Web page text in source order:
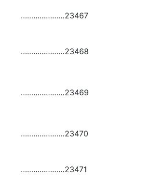
…………………23467
…………………23468
…………………23469
…………………23470
…………………23471